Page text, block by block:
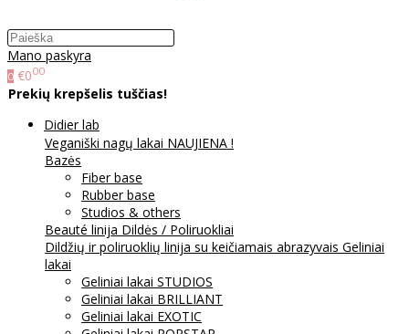
Mano paskyra
0 €000
Prekių krepšelis tuščias!
Didier lab
Veganiški nagų lakai NAUJIENA !
Bazės
Fiber base
Rubber base
Studios & others
Beauté linija Dildės / Poliruokliai
Dildžių ir poliruoklių linija su keičiamais abrazyvais Geliniai
lakai
Geliniai lakai STUDIOS
Geliniai lakai BRILLIANT
Geliniai lakai EXOTIC